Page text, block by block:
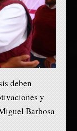
deben
y
Barbosa